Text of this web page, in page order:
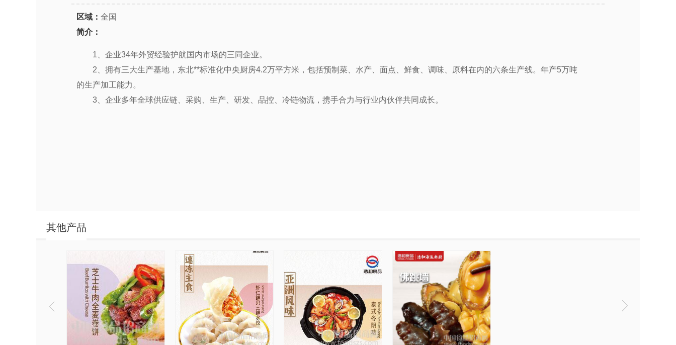
区域： 全国
简介：
1、企业34年外贸经验护航国内市场的三同企业。
2、拥有三大生产基地，东北**标准化中央厨房4.2万平方米，包括预制菜、水产、面点、鲜食、调味、原料在内的六条生产线。年产5万吨
的生产加工能力。
3、企业多年全球供应链、采购、生产、研发、品控、冷链物流，携手合力与行业内伙伴共同成长。
其他产品